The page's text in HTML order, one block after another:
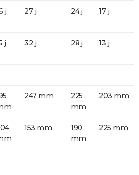
j 27 j 24 j 17 j
j 32 j 28 j 13 j
247 mm
225
mm
203 mm
153 mm
190
mm
225 mm